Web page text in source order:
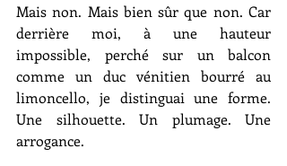
Mais non. Mais bien sûr que non. Car
derrière moi, à une hauteur
impossible, perché sur un balcon
comme un duc vénitien bourré au
limoncello, je distinguai une forme.
Une silhouette. Un plumage. Une
arrogance.